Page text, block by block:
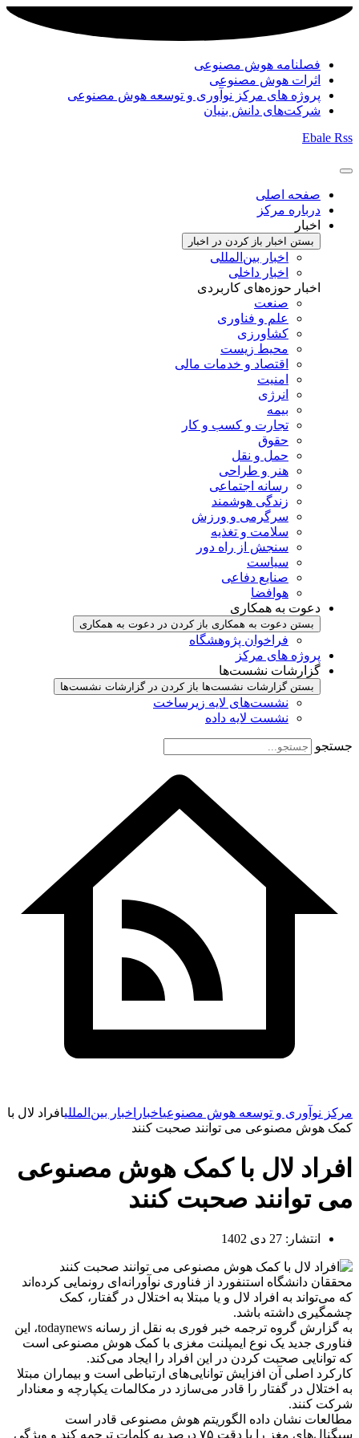
فصلنامه هوش مصنوعی
اثرات هوش مصنوعی
پروژه های مرکز نوآوری و توسعه هوش مصنوعی
شرکت‌های دانش بنیان
Ebale Rss
صفحه اصلی
درباره مرکز
اخبار
بستن اخبار باز کردن در اخبار
اخبار بین‌المللی
اخبار داخلی
اخبار حوزه‌های کاربردی
صنعت
علم و فناوری
کشاورزی
محیط زیست
اقتصاد و خدمات مالی
امنیت
انرژی
بیمه
تجارت و کسب و کار
حقوق
حمل و نقل
هنر و طراحی
رسانه اجتماعی
زندگی هوشمند
سرگرمی و ورزش
سلامت و تغذیه
سنجش از راه دور
سیاست
صنایع دفاعی
هوافضا
دعوت به همکاری
بستن دعوت به همکاری باز کردن در دعوت به همکاری
فراخوان پژوهشگاه
پروژه های مرکز
گزارشات نشست‌ها
بستن گزارشات نشست‌ها باز کردن در گزارشات نشست‌ها
نشست‌‌های لایه زیرساخت
نشست لایه داده
جستجو
مرکز نوآوری و توسعه هوش مصنوعیاخبار اخبار بین‌المللیافراد لال با
کمک هوش مصنوعی می توانند صحبت کنند
افراد لال با کمک هوش مصنوعی
می توانند صحبت کنند
انتشار: 27 دی 1402
محققان دانشگاه استنفورد از فناوری نوآورانه‌ای رونمایی کرده‌اند
که می‌تواند به افراد لال و یا مبتلا به اختلال در گفتار، کمک
چشمگیری داشته باشد.
به گزارش گروه ترجمه خبر فوری به نقل از رسانه todaynews، این
فناوری جدید یک نوع ایمپلنت مغزی با کمک هوش مصنوعی است
که توانایی صحبت کردن در این افراد را ایجاد می‌کند.
کارکرد اصلی آن افزایش توانایی‌های ارتباطی است و بیماران مبتلا
به اختلال در گفتار را قادر می‌سازد در مکالمات یکپارچه و معنادار
شرکت کنند.
مطالعات نشان داده الگوریتم هوش مصنوعی قادر است
سیگنال‌های مغز را با دقت ۷۵ درصد به کلمات ترجمه کند و ویژگی